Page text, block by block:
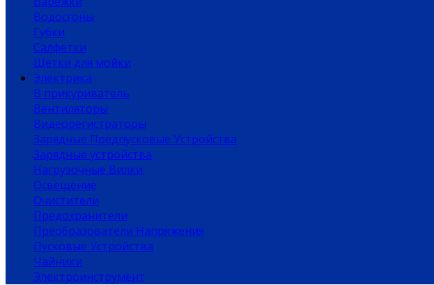
Водосгоны
Губки
Салфетки
Щетки для мойки
Электрика
В прикуриватель
Вентиляторы
Видеорегистраторы
Зарядные Предпусковые Устройства
Зарядные устройства
Нагрузочные Вилки
Освещение
Очистители
Предохранители
Преобразователи Напряжения
Пусковые Устройства
Чайники
Электроинструмент